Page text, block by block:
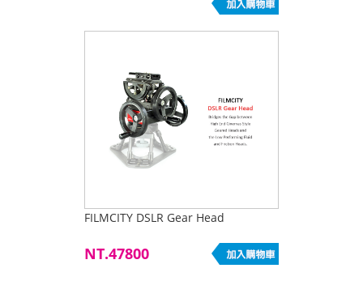
FILMCITY DSLR Gear Head
NT.47800